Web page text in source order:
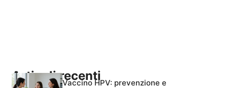
Articoli recentiVaccino HPV: prevenzione e